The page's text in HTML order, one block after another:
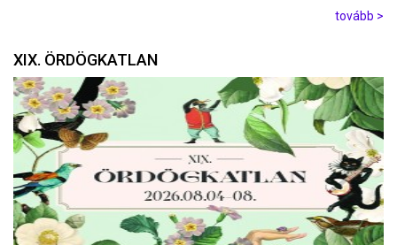
tovább >
XIX. ÖRDÖGKATLAN